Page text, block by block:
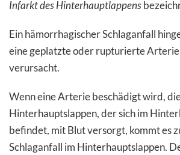
Infarkt des Hinterhauptlappens
Ein hämorrhagischer Schlaganfall
eine geplatzte oder rupturierte
verursacht.
Wenn eine Arterie beschädigt wird,
Hinterhauptslappen, der sich im
befindet, mit Blut versorgt, kommt es
Schlaganfall im Hinterhauptslappen.